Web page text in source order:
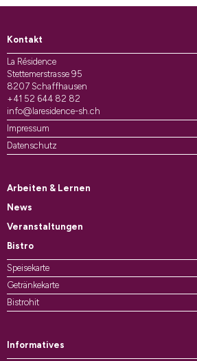
Kontakt
La Résidence
Stettemerstrasse 95
8207 Schaffhausen
+41 52 644 82 82
info@laresidence-sh.ch
Impressum
Datenschutz
Arbeiten & Lernen
News
Veranstaltungen
Bistro
Speisekarte
Getränkekarte
Bistrohit
Informatives